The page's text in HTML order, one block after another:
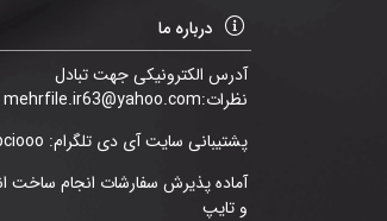
درباره ما
آدرس الکترونیکی جهت تبادل
نظرات:mehrfile.ir63@yahoo.com
پشتیبانی سایت آی دی تلگرام: pciooo
آماده پذیرش سفارشات انجام ساخت
و تایپ